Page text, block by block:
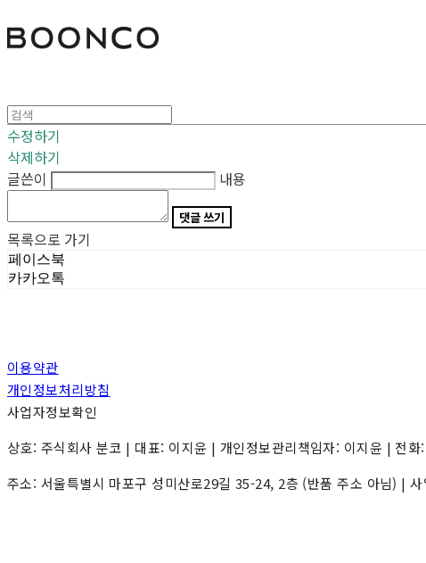
수정하기
삭제하기
글쓴이
내용
댓글 쓰기
목록으로 가기
페이스북
카카오톡
이용약관
개인정보처리방침
사업자정보확인
상호: 주식회사 분코 | 대표: 이지윤 | 개인정보관리책임자: 이지윤 |
주소: 서울특별시 마포구 성미산로29길 35-24, 2층 (반품 주소 아님) |